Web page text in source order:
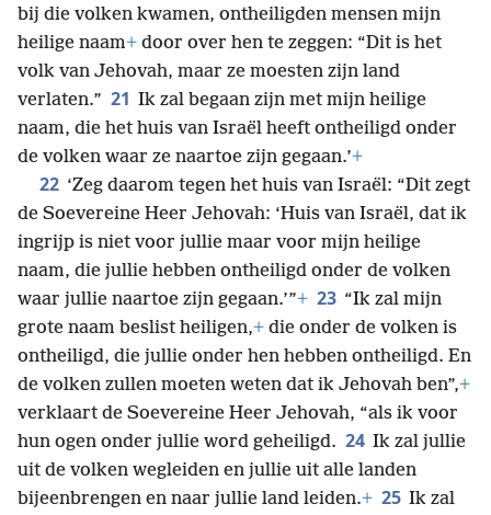
bij die volken kwamen, ontheiligden mensen mijn
heilige naam+ door over hen te zeggen: “Dit is het
volk van Jehovah, maar ze moesten zijn land
verlaten.” 21 Ik zal begaan zijn met mijn heilige
naam, die het huis van Israël heeft ontheiligd onder
de volken waar ze naartoe zijn gegaan.’+
22 ‘Zeg daarom tegen het huis van Israël: “Dit zegt
de Soevereine Heer Jehovah: ‘Huis van Israël, dat ik
ingrijp is niet voor jullie maar voor mijn heilige
naam, die jullie hebben ontheiligd onder de volken
waar jullie naartoe zijn gegaan.’”+ 23 “Ik zal mijn
grote naam beslist heiligen,+ die onder de volken is
ontheiligd, die jullie onder hen hebben ontheiligd. En
de volken zullen moeten weten dat ik Jehovah ben”,+
verklaart de Soevereine Heer Jehovah, “als ik voor
hun ogen onder jullie word geheiligd. 24 Ik zal jullie
uit de volken wegleiden en jullie uit alle landen
bijeenbrengen en naar jullie land leiden.+ 25 Ik zal